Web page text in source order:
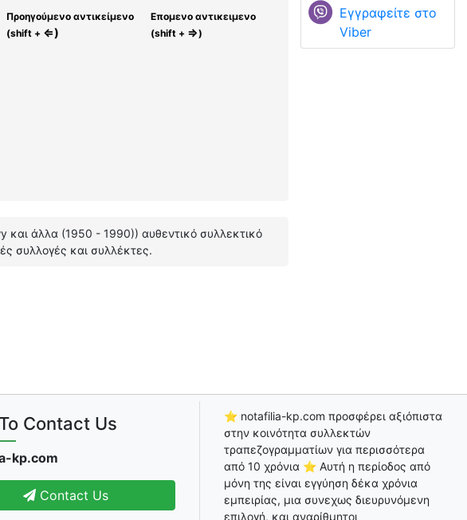
Προηγούμενο αντικείμενο
(shift + ⇐)
Επομενο αντικειμενο
(shift + ⇒)
άλλα (1950 - 1990)) αυθεντικό συλλεκτικό
συλλογές και συλλέκτες.
Εγγραφείτε στο
Viber
Contact Us
kp.com
Contact Us
⭐ notafilia-kp.com προσφέρει αξιόπιστα
στην κοινότητα συλλεκτών
τραπεζογραμματίων για περισσότερα
από 10 χρόνια ⭐ Αυτή η περίοδος από
μόνη της είναι εγγύηση δέκα χρόνια
εμπειρίας, μια συνεχως διευρυνόμενη
επιλογή, και αναρίθμητοι